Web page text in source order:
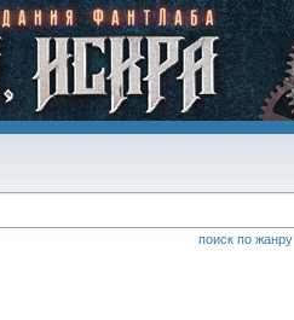
поиск по жанру